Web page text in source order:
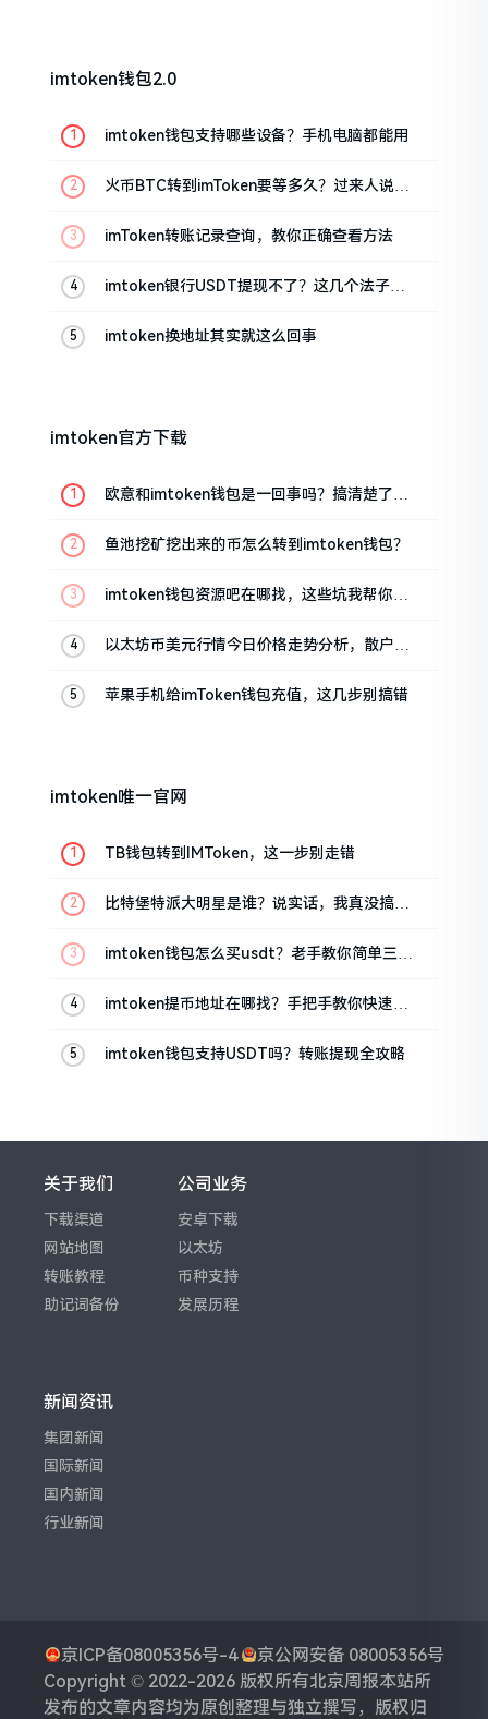
imtoken钱包2.0
imtoken钱包支持哪些设备？手机电脑都能用
火币BTC转到imToken要等多久？过来人说说
imToken转账记录查询，教你正确查看方法
imtoken银行USDT提现不了？这几个法子能
imtoken换地址其实就这么回事
imtoken官方下载
欧意和imtoken钱包是一回事吗？搞清楚了再
鱼池挖矿挖出来的币怎么转到imtoken钱包？
imtoken钱包资源吧在哪找，这些坑我帮你趟
以太坊币美元行情今日价格走势分析，散户如
苹果手机给imToken钱包充值，这几步别搞错
imtoken唯一官网
TB钱包转到IMToken，这一步别走错
比特堡特派大明星是谁？说实话，我真没搞明
imtoken钱包怎么买usdt？老手教你简单三步
imtoken提币地址在哪找？手把手教你快速查
imtoken钱包支持USDT吗？转账提现全攻略
关于我们
下载渠道
网站地图
转账教程
助记词备份
公司业务
安卓下载
以太坊
币种支持
发展历程
新闻资讯
集团新闻
国际新闻
国内新闻
行业新闻
京ICP备08005356号-4
京公网安备 08005356号
Copyright © 2022-2026 版权所有北京周报本站所
发布的文章内容均为原创整理与独立撰写，版权归